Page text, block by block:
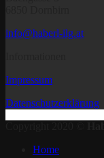
info@haberl-ilg.at
Impressum
Datenschutzerklärung
Home